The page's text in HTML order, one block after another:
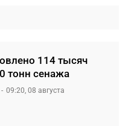
114 тысяч
тонн сенажа
09:20, 08 августа